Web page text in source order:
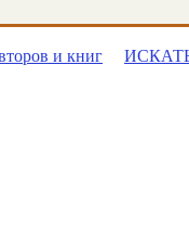
и книг